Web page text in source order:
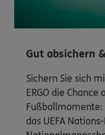
Gut absichern
Sichern Sie sich
ERGO die Chance
Fußballmomente:
das UEFA